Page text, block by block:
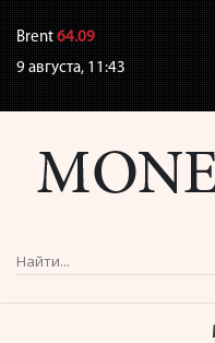
Brent64.09
9 августа,11:43